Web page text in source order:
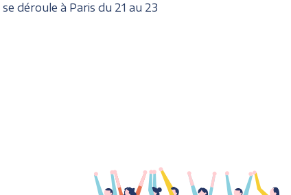
déroule à Paris du 21 au 23